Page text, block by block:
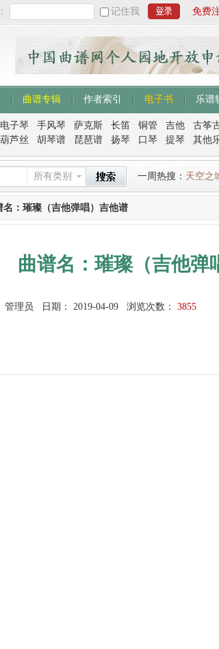
记住我 免费
曲谱专辑 作者索引 电子书 乐谱
电子琴 手风琴 萨克斯 长笛 铜管 吉他
古筝
葫芦丝 胡琴谱 琵琶谱 扬琴 口琴 提琴 其他
所有类别 一周热搜： 天空之
名：璀璨（吉他弹唱）吉他谱
曲谱名：璀璨（吉他弹
管理员 日期： 2019-04-09 浏览次数： 3855